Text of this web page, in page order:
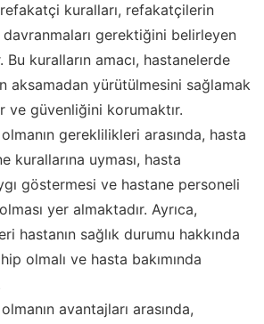
kuralları, refakatçilerin
davranmaları gerektiğini belirleyen
kuralların amacı, hastanelerde
aksamadan yürütülmesini sağlamak
ve güvenliğini korumaktır.
gereklilikleri arasında, hasta
kurallarına uyması, hasta
göstermesi ve hastane personeli
yer almaktadır. Ayrıca,
hastanın sağlık durumu hakkında
olmalı ve hasta bakımında
avantajları arasında,